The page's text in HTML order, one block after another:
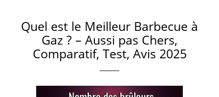
Quel est le Meilleur Barbecue à
Gaz ? – Aussi pas Chers,
Comparatif, Test, Avis 2025